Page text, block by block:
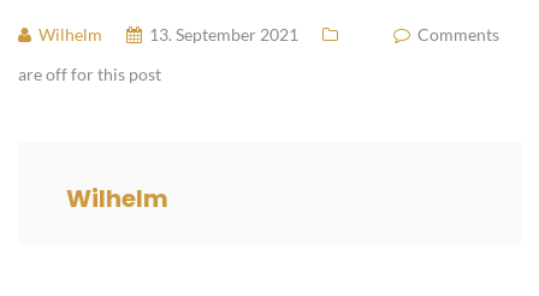
Wilhelm 13. September 2021
Comments
are off for this post
Wilhelm